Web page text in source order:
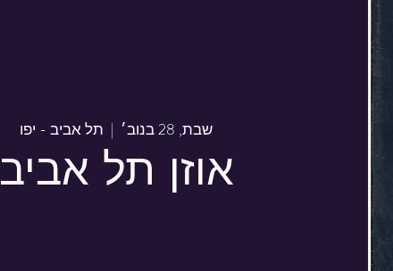
שבת, 28 בנוב׳
  |
תל אביב - יפו
אוזן תל אביב